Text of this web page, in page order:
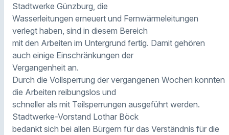
Stadtwerke Günzburg, die
Wasserleitungen erneuert und Fernwärmeleitungen
verlegt haben, sind in diesem Bereich
mit den Arbeiten im Untergrund fertig. Damit gehören
auch einige Einschränkungen der
Vergangenheit an.
Durch die Vollsperrung der vergangenen Wochen konnten
die Arbeiten reibungslos und
schneller als mit Teilsperrungen ausgeführt werden.
Stadtwerke-Vorstand Lothar Böck
bedankt sich bei allen Bürgern für das Verständnis für die